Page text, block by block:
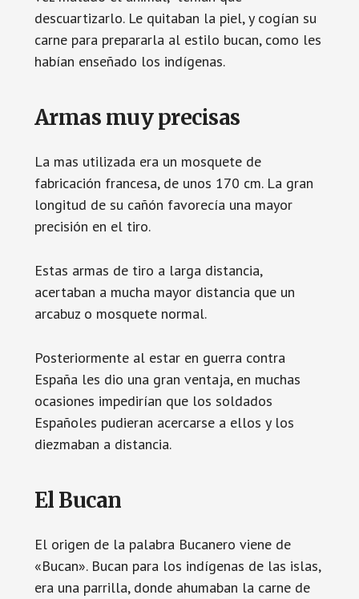
descuartizarlo. Le quitaban la piel, y cogían su
carne para prepararla al estilo bucan, como les
habían enseñado los indígenas.
Armas muy precisas
La mas utilizada era un mosquete de
fabricación francesa, de unos 170 cm. La gran
longitud de su cañón favorecía una mayor
precisión en el tiro.
Estas armas de tiro a larga distancia,
acertaban a mucha mayor distancia que un
arcabuz o mosquete normal.
Posteriormente al estar en guerra contra
España les dio una gran ventaja, en muchas
ocasiones impedirían que los soldados
Españoles pudieran acercarse a ellos y los
diezmaban a distancia.
El Bucan
El origen de la palabra Bucanero viene de
«Bucan». Bucan para los indígenas de las islas,
era una parrilla, donde ahumaban la carne de